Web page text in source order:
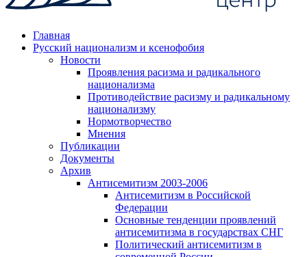
Главная
Русский национализм и ксенофобия
Новости
Проявления расизма и радикального
национализма
Противодействие расизму и радикальному
национализму
Нормотворчество
Мнения
Публикации
Документы
Архив
Антисемитизм 2003-2006
Антисемитизм в Российской
Федерации
Основные тенденции проявлений
антисемитизма в государствах СНГ
Политический антисемитизм в